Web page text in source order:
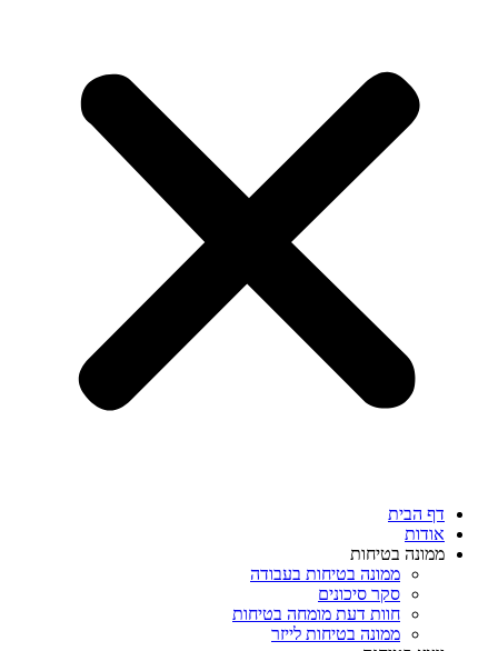
דף הבית
אודות
ממונה בטיחות
ממונה בטיחות בעבודה
סקר סיכונים
חוות דעת מומחה בטיחות
ממונה בטיחות לייזר